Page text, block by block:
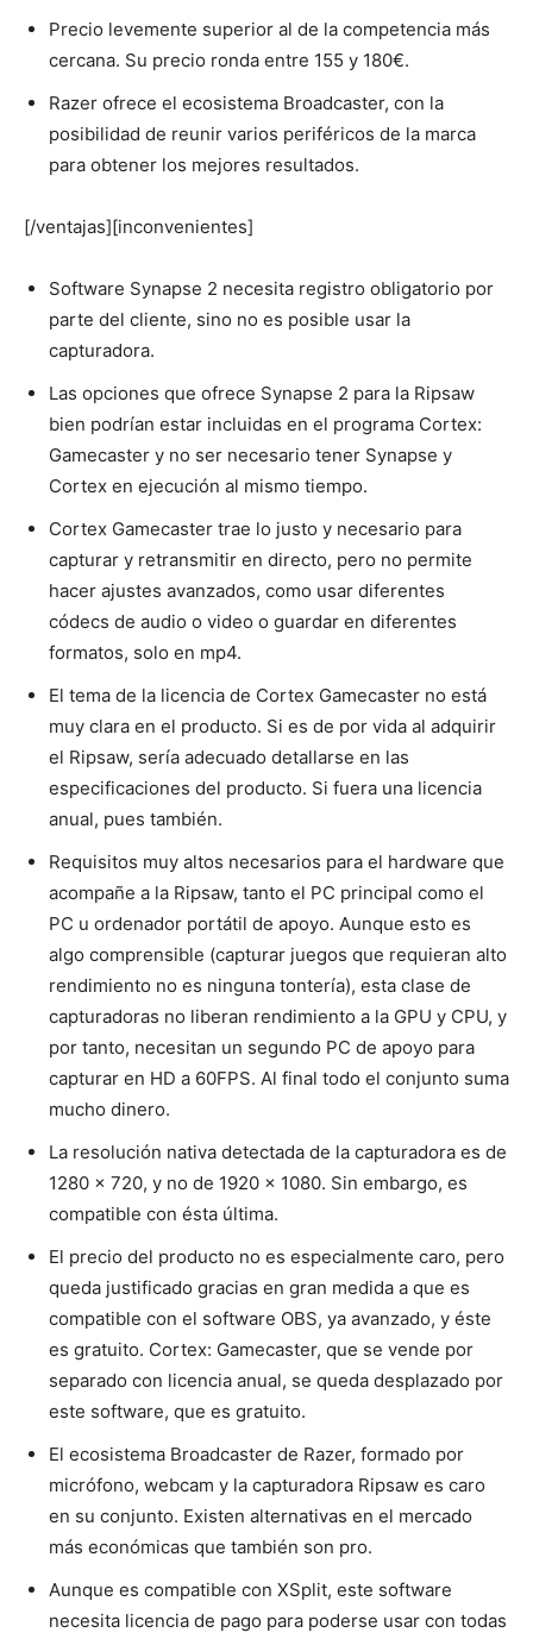
Precio levemente superior al de la competencia más
cercana. Su precio ronda entre 155 y 180€.
Razer ofrece el ecosistema Broadcaster, con la
posibilidad de reunir varios periféricos de la marca
para obtener los mejores resultados.
[/ventajas][inconvenientes]
Software Synapse 2 necesita registro obligatorio por
parte del cliente, sino no es posible usar la
capturadora.
Las opciones que ofrece Synapse 2 para la Ripsaw
bien podrían estar incluidas en el programa Cortex:
Gamecaster y no ser necesario tener Synapse y
Cortex en ejecución al mismo tiempo.
Cortex Gamecaster trae lo justo y necesario para
capturar y retransmitir en directo, pero no permite
hacer ajustes avanzados, como usar diferentes
códecs de audio o video o guardar en diferentes
formatos, solo en mp4.
El tema de la licencia de Cortex Gamecaster no está
muy clara en el producto. Si es de por vida al adquirir
el Ripsaw, sería adecuado detallarse en las
especificaciones del producto. Si fuera una licencia
anual, pues también.
Requisitos muy altos necesarios para el hardware que
acompañe a la Ripsaw, tanto el PC principal como el
PC u ordenador portátil de apoyo. Aunque esto es
algo comprensible (capturar juegos que requieran alto
rendimiento no es ninguna tontería), esta clase de
capturadoras no liberan rendimiento a la GPU y CPU, y
por tanto, necesitan un segundo PC de apoyo para
capturar en HD a 60FPS. Al final todo el conjunto suma
mucho dinero.
La resolución nativa detectada de la capturadora es de
1280 x 720, y no de 1920 x 1080. Sin embargo, es
compatible con ésta última.
El precio del producto no es especialmente caro, pero
queda justificado gracias en gran medida a que es
compatible con el software OBS, ya avanzado, y éste
es gratuito. Cortex: Gamecaster, que se vende por
separado con licencia anual, se queda desplazado por
este software, que es gratuito.
El ecosistema Broadcaster de Razer, formado por
micrófono, webcam y la capturadora Ripsaw es caro
en su conjunto. Existen alternativas en el mercado
más económicas que también son pro.
Aunque es compatible con XSplit, este software
necesita licencia de pago para poderse usar con todas